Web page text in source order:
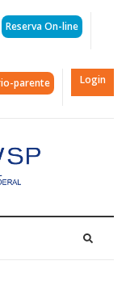
Reserva On-line
parente Login